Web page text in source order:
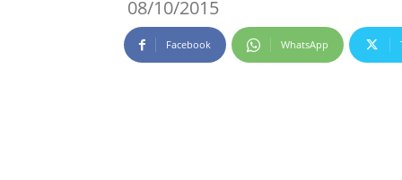
08/10/2015
Facebook WhatsApp